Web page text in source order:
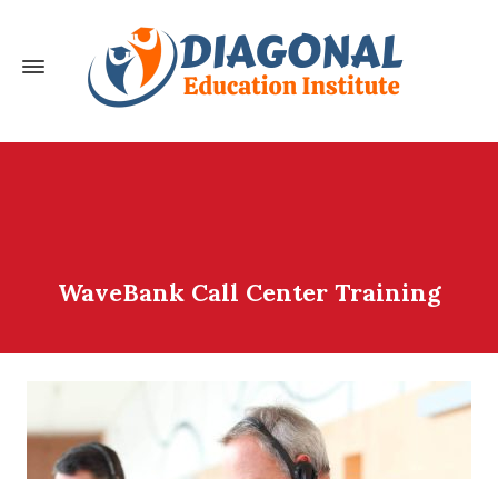
WaveBank Call Center Training